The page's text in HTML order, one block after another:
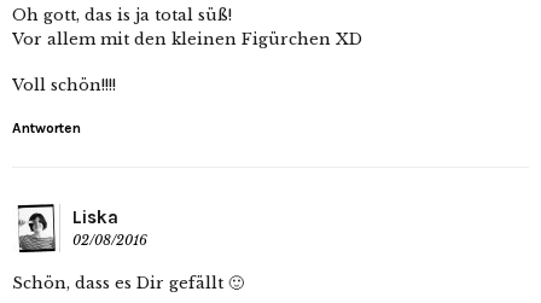
Oh gott, das is ja total süß!
Vor allem mit den kleinen Figürchen XD
Voll schön!!!!
Antworten
Liska
02/08/2016
Schön, dass es Dir gefällt 🙂